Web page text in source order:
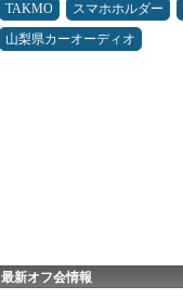
TAKMO
スマホホルダー
山梨県カーオーディオ
最新オフ会情報